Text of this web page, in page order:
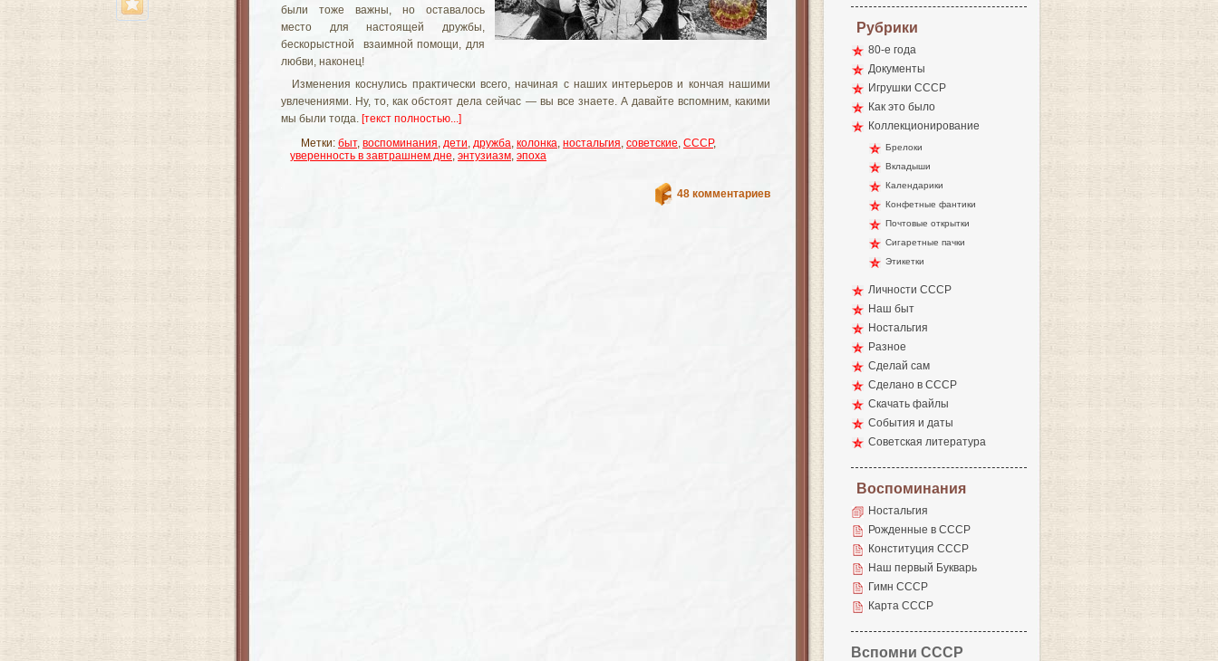
были тоже важны, но оставалось
место для настоящей дружбы,
бескорыстной взаимной помощи, для
любви, наконец!
Изменения коснулись практически всего, начиная с наших интерьеров и кончая нашими
увлечениями. Ну, то, как обстоят дела сейчас — вы все знаете. А давайте вспомним, какими
мы были тогда. [текст полностью...]
Метки: быт, воспоминания, дети, дружба, колонка, ностальгия, советские, СССР,
уверенность в завтрашнем дне, энтузиазм, эпоха
48 комментариев
Рубрики
80-е года
Документы
Игрушки СССР
Как это было
Коллекционирование
Брелоки
Вкладыши
Календарики
Конфетные фантики
Почтовые открытки
Сигаретные пачки
Этикетки
Личности СССР
Наш быт
Ностальгия
Разное
Сделай сам
Сделано в СССР
Скачать файлы
События и даты
Советская литература
Воспоминания
Ностальгия
Рожденные в СССР
Конституция СССР
Наш первый Букварь
Гимн СССР
Карта СССР
Вспомни СССР